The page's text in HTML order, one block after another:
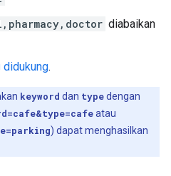
diabaikan
didukung.
keyword dan typedengan
atau
) dapat menghasilkan